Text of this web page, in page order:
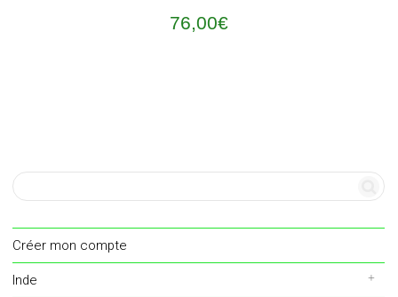
76,00€
Créer mon compte
Inde